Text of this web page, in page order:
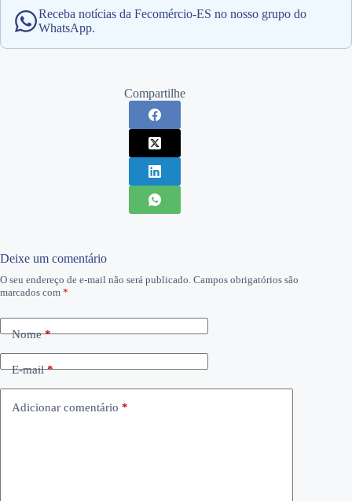
Receba notícias da Fecomércio-ES no nosso grupo do
WhatsApp.
Compartilhe
Deixe um comentário
O seu endereço de e-mail não será publicado. Campos obrigatórios são
marcados com *
Nome*
E-mail*
Adicionar comentário *